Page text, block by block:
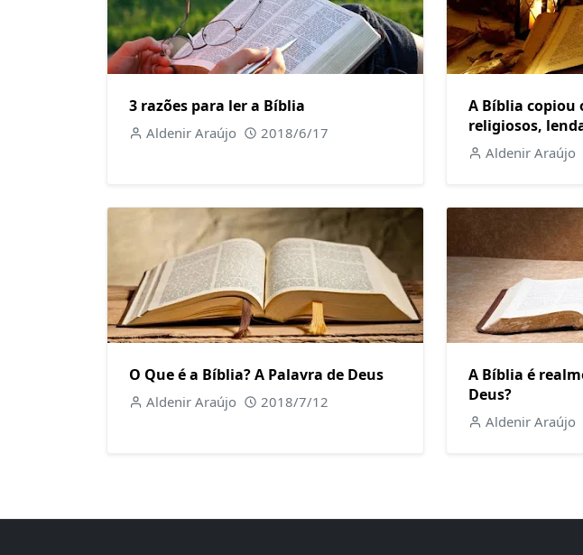
3 razões para ler a Bíblia
Aldenir Araújo 2018/6/17
A Bíblia
religiosos,
Aldenir Araújo
O Que é a Bíblia? A Palavra de Deus
Aldenir Araújo 2018/7/12
A Bíblia é
Deus?
Aldenir Araújo